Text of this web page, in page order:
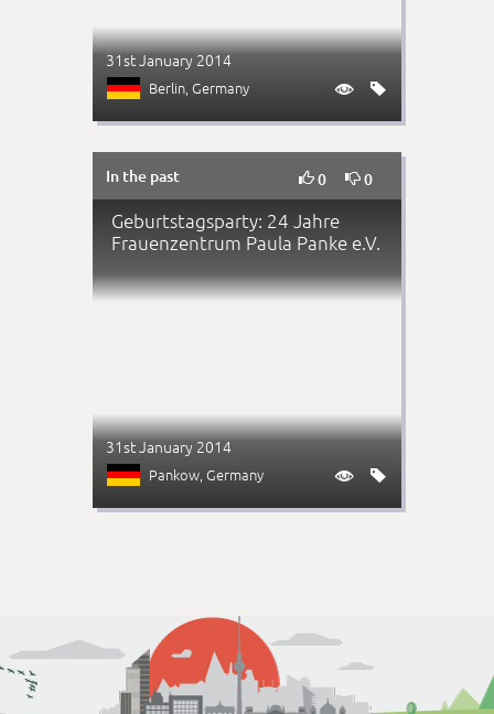
31st January 2014
Berlin, Germany  
In the past 0 0
Geburtstagsparty: 24 Jahre
Frauenzentrum Paula Panke e.V.
31st January 2014
Pankow, Germany  